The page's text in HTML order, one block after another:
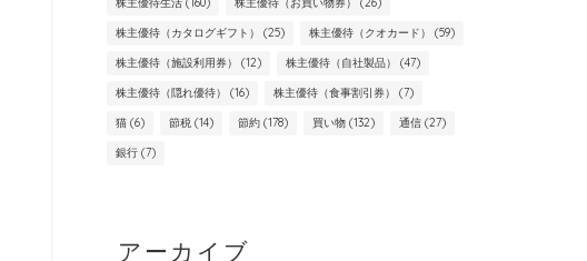
株主優待（カタログギフト） (25) 株主優待（クオカード） (59)
株主優待（施設利用券） (12) 株主優待（自社製品） (47)
株主優待（隠れ優待） (16) 株主優待（食事割引券） (7)
猫(6) 節税(14) 節約(178) 買い物(132) 通信(27)
銀行(7)
アーカイブ